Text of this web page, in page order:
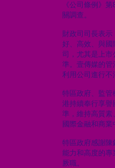
《公司條例》
關調查。
財政司司長表
好、高效、與國
司，尤其是上市
準。壹傳媒的管
利用公司進行不
特區政府、監管
港持續奉行享譽
準，維持高質素
國際金融和商
特區政府感謝陳
能力和高度的專
厥職。